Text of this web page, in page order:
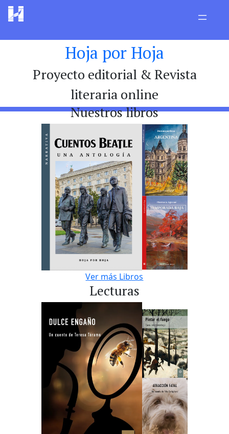
Hoja por Hoja
Proyecto editorial & Revista
literaria online
Nuestros libros
Ver más Libros
Lecturas